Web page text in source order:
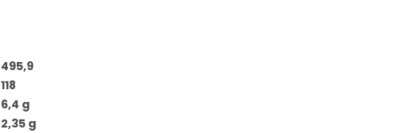
495,9
118
6,4 g
2,35 g